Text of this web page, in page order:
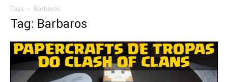
Tags Barbaros
Tag: Barbaros